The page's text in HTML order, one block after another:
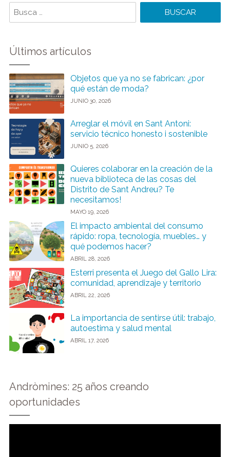
Últimos artículos
Objetos que ya no se fabrican: ¿por
qué están de moda?
JUNIO 30, 2026
Arreglar el móvil en Sant Antoni:
servicio técnico honesto i sostenible
JUNIO 5, 2026
Quieres colaborar en la creación de la
nueva biblioteca de las cosas del
Distrito de Sant Andreu? Te
necesitamos!
MAYO 19, 2026
El impacto ambiental del consumo
rápido: ropa, tecnología, muebles… y
qué podemos hacer?
ABRIL 28, 2026
Esterri presenta el Juego del Gallo Lira:
comunidad, aprendizaje y territorio
ABRIL 22, 2026
La importancia de sentirse útil: trabajo,
autoestima y salud mental
ABRIL 17, 2026
Andròmines: 25 años creando
oportunidades